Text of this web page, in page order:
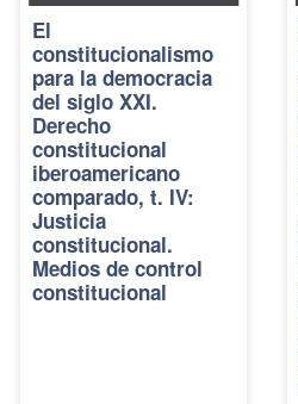
El
constitucionalismo
para la democracia
del siglo XXI.
Derecho
constitucional
iberoamericano
comparado, t. IV:
Justicia
constitucional.
Medios de control
constitucional